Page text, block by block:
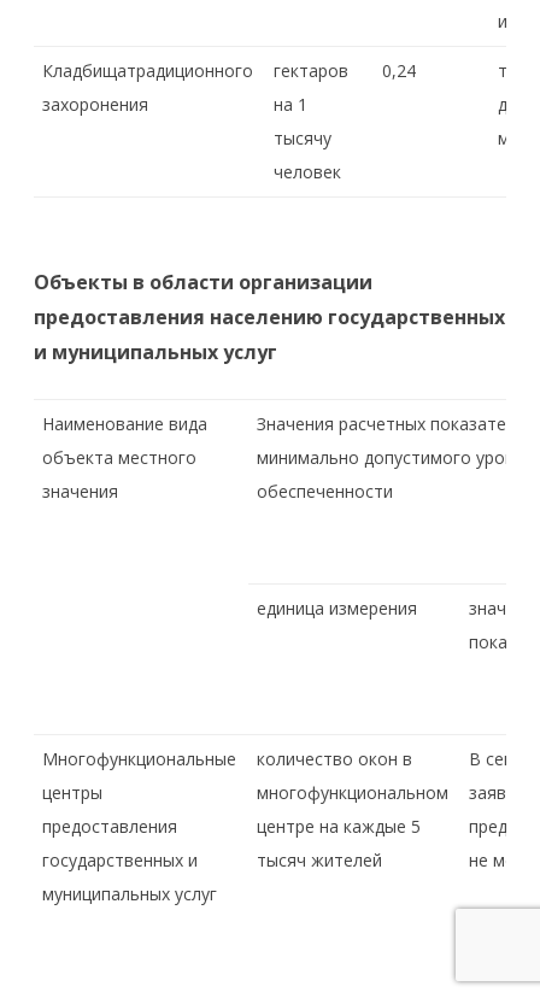
Кладбищатрадиционного
захоронения
гектаров
на 1
тысячу
человек
0,24
Объекты в области организации
предоставления населению государственных
и муниципальных услуг
Наименование вида
объекта местного
значения
Значения расчетных показателей
минимально допустимого уровня
обеспеченности
единица измерения
Многофункциональные
центры
предоставления
государственных и
муниципальных услуг
количество окон в
многофункциональном
центре на каждые 5
тысяч жителей
В
не